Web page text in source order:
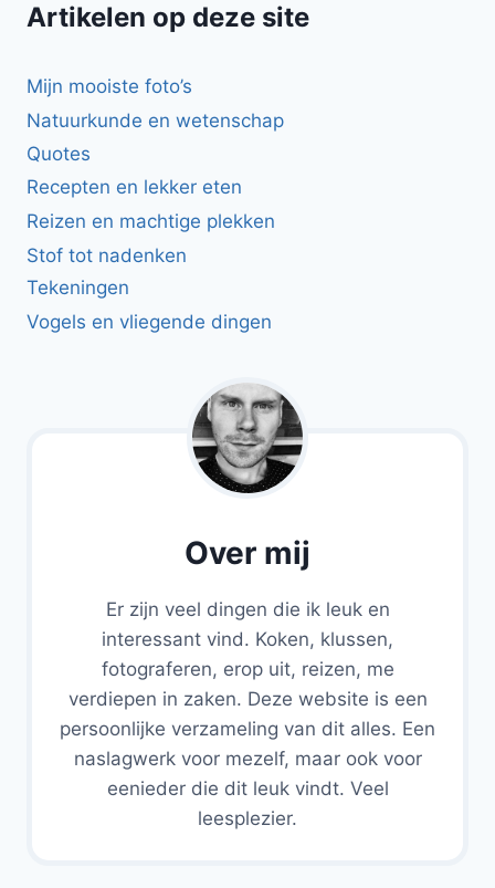
Artikelen op deze site
Mijn mooiste foto’s
Natuurkunde en wetenschap
Quotes
Recepten en lekker eten
Reizen en machtige plekken
Stof tot nadenken
Tekeningen
Vogels en vliegende dingen
Over mij
Er zijn veel dingen die ik leuk en
interessant vind. Koken, klussen,
fotograferen, erop uit, reizen, me
verdiepen in zaken. Deze website is een
persoonlijke verzameling van dit alles. Een
naslagwerk voor mezelf, maar ook voor
eenieder die dit leuk vindt. Veel
leesplezier.